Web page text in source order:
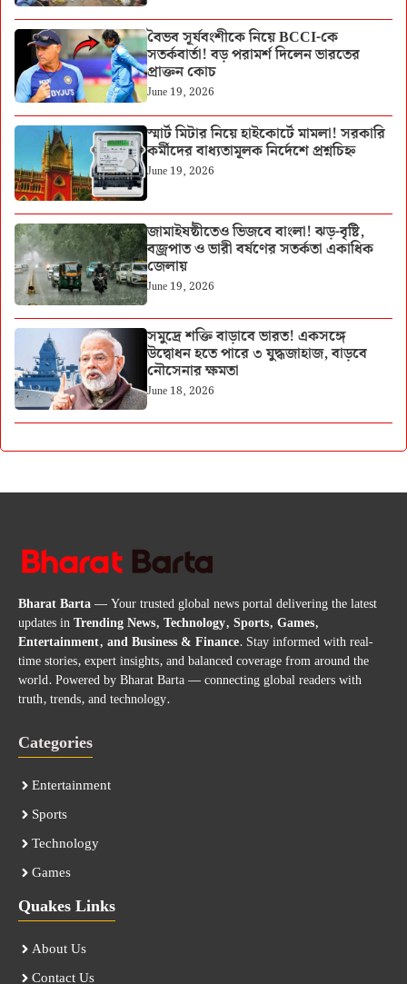
বৈভব সূর্যবংশীকে নিয়ে BCCI-কে
সতর্কবার্তা! বড় পরামর্শ দিলেন ভারতের
প্রাক্তন কোচ
June 19, 2026
স্মার্ট মিটার নিয়ে হাইকোর্টে মামলা! সরকারি
কর্মীদের বাধ্যতামূলক নির্দেশে প্রশ্নচিহ্ন
June 19, 2026
জামাইষষ্ঠীতেও ভিজবে বাংলা! ঝড়-বৃষ্টি,
বজ্রপাত ও ভারী বর্ষণের সতর্কতা একাধিক
জেলায়
June 19, 2026
সমুদ্রে শক্তি বাড়াবে ভারত! একসঙ্গে
উদ্বোধন হতে পারে ৩ যুদ্ধজাহাজ, বাড়বে
নৌসেনার ক্ষমতা
June 18, 2026
Bharat Barta— Your trusted global news portal delivering the latest
updates inTrending News, Technology, Sports, Games,
Entertainment, and Business & Finance. Stay informed with real-
time stories, expert insights, and balanced coverage from around the
world. Powered by Bharat Barta — connecting global readers with
truth, trends, and technology.
Categories
Entertainment
Sports
Technology
Games
Quakes Links
About Us
Contact Us